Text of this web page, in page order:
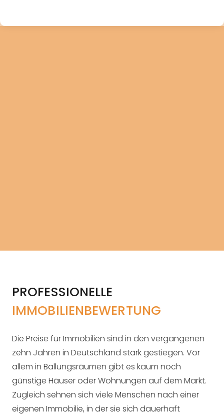
PROFESSIONELLE
IMMOBILIENBEWERTUNG
Die Preise für Immobilien sind in den vergangenen
zehn Jahren in Deutschland stark gestiegen. Vor
allem in Ballungsräumen gibt es kaum noch
günstige Häuser oder Wohnungen auf dem Markt.
Zugleich sehnen sich viele Menschen nach einer
eigenen Immobilie, in der sie sich dauerhaft